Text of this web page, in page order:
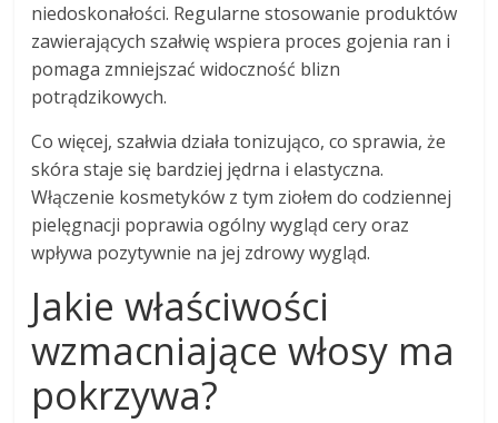
niedoskonałości. Regularne stosowanie produktów
zawierających szałwię wspiera proces gojenia ran i
pomaga zmniejszać widoczność blizn
potrądzikowych.
Co więcej, szałwia działa tonizująco, co sprawia, że
skóra staje się bardziej jędrna i elastyczna.
Włączenie kosmetyków z tym ziołem do codziennej
pielęgnacji poprawia ogólny wygląd cery oraz
wpływa pozytywnie na jej zdrowy wygląd.
Jakie właściwości
wzmacniające włosy ma
pokrzywa?